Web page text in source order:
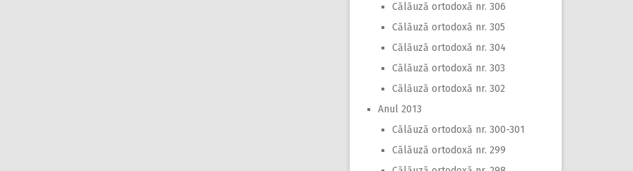
Călăuză ortodoxă nr. 306
Călăuză ortodoxă nr. 305
Călăuză ortodoxă nr. 304
Călăuză ortodoxă nr. 303
Călăuză ortodoxă nr. 302
Anul 2013
Călăuză ortodoxă nr. 300-301
Călăuză ortodoxă nr. 299